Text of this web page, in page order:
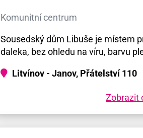
Komunitní centrum
Sousedský dům Libuše je místem
daleka, bez ohledu na víru, barvu
Litvínov - Janov, Přátelství 110
Zobrazit